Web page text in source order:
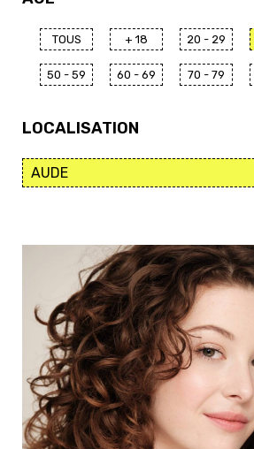
TOUS + 18 20 - 29
50 - 59 60 - 69 70 - 79
LOCALISATION